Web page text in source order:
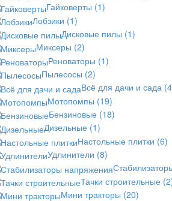
Гайковерты (1)
Лобзики (1)
Дисковые пилы (1)
Миксеры (2)
Реноваторы (1)
Пылесосы (2)
Всё для дачи и сада
Мотопомпы (19)
Бензиновые (18)
Дизельные (1)
Настольные плитки (6)
Удлинители (8)
Тачки строительные
Мини тракторы (20)